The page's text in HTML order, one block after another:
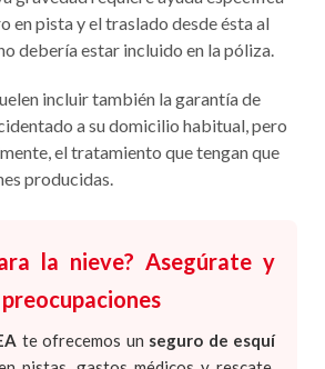
en pista y el traslado desde ésta al
debería estar incluido en la póliza.
incluir también la garantía de
a su domicilio habitual, pero
el tratamiento que tengan que
producidas.
la nieve? Asegúrate y
te ofrecemos un seguro de esquí